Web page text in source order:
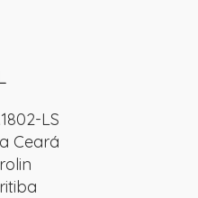
LS
Ceará